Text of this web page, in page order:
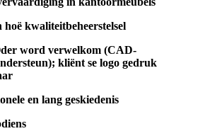
hoë kwaliteitbeheerstelsel
word verwelkom (CAD-
kliënt se logo gedruk
en lang geskiedenis